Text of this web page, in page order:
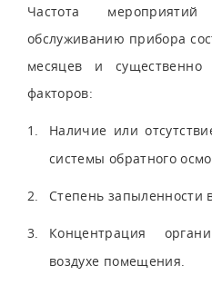
Частота
обслуживанию прибора
месяцев и
факторов:
Наличие или
системы обратного
Степень запыленности
Концентрация
воздухе помещения.